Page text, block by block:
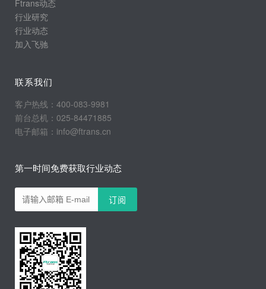
Ftrans动态
行业研究
行业动态
加入飞驰
联系我们
客户热线：400-083-9981
前台总机：025-84471885
电子邮箱：info@ftrans.cn
第一时间免费获取行业动态